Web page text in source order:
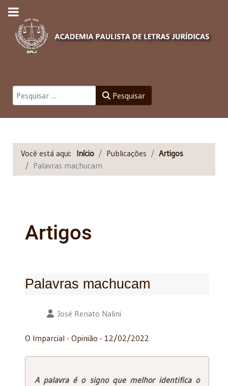
Pesquisar Pesquisar
Você está aqui: Início Publicações
Artigos
Palavras machucam
Artigos
Palavras machucam
Detalhes José Renato Nalini
O Imparcial - Opinião - 12/02/2022
A palavra é o signo que melhor identifica o